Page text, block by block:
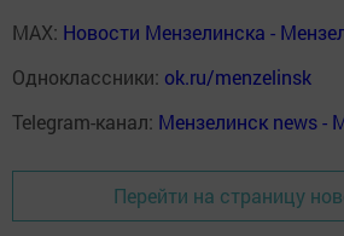
MAX: Новости Мензелинска -
Одноклассники: ok.ru/menzelinsk
Telegram-канал: Мензелинск news -
Перейти на страницу